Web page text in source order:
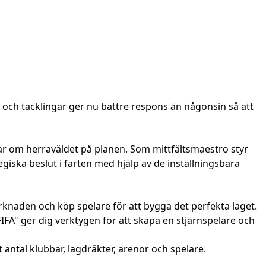
tacklingar ger nu bättre respons än någonsin så att
om herraväldet på planen. Som mittfältsmaestro styr
beslut i farten med hjälp av de inställningsbara
och köp spelare för att bygga det perfekta laget.
ger dig verktygen för att skapa en stjärnspelare och
klubbar, lagdräkter, arenor och spelare.